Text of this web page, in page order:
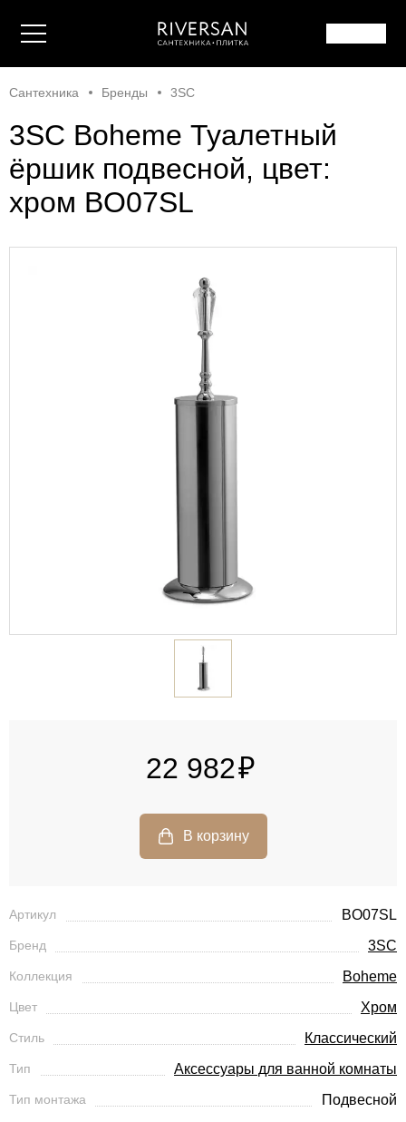
Сантехника Бренды 3SC
3SC Boheme Туалетный
ёршик подвесной, цвет:
хром BO07SL
Артикул BO07SL
Бренд 3SC
Коллекция Boheme
Цвет Хром
Стиль Классический
Тип Аксессуары для ванной комнаты
Тип монтажа Подвесной
22 982